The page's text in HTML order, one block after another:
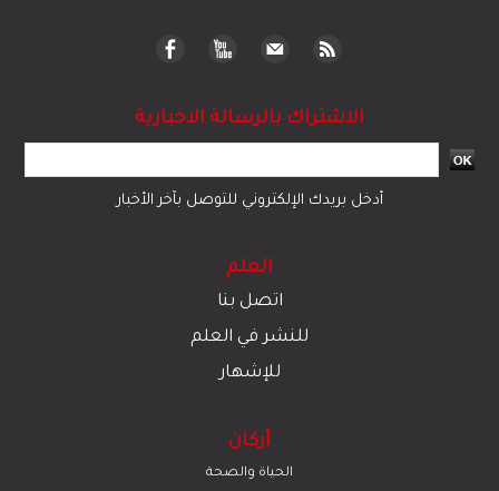
الاشتراك بالرسالة الاخبارية
أدخل بريدك الإلكتروني للتوصل بآخر الأخبار
العلم
اتصل بنا
للنشر في العلم
للإشهار
أركان
الحياة والصحة